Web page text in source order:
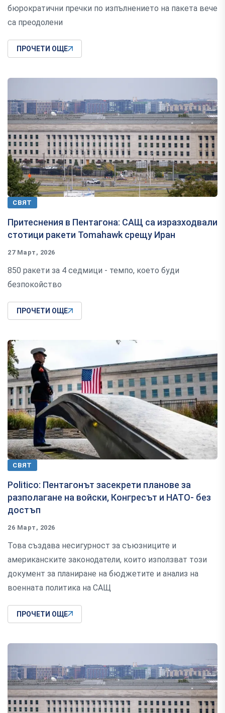
бюрократични пречки по изпълнението на пакета вече
са преодолени
ПРОЧЕТИ ОЩЕ
СВЯТ
Притеснения в Пентагона: САЩ са изразходвали
стотици ракети Tomahawk срещу Иран
27 Март, 2026
850 ракети за 4 седмици - темпо, което буди
безпокойство
ПРОЧЕТИ ОЩЕ
СВЯТ
Politico: Пентагонът засекрети планове за
разполагане на войски, Конгресът и НАТО- без
достъп
26 Март, 2026
Това създава несигурност за съюзниците и
американските законодатели, които използват този
документ за планиране на бюджетите и анализ на
военната политика на САЩ
ПРОЧЕТИ ОЩЕ